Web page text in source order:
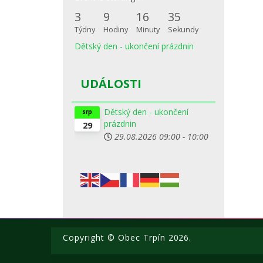
3
Týdny
9
Hodiny
16
Minuty
35
Sekundy
Dětský den - ukončení prázdnin
UDÁLOSTI
29
srp
Dětský den - ukončení
prázdnin
29.08.2026 09:00 - 10:00
Copyright © Obec Trpín 2026.